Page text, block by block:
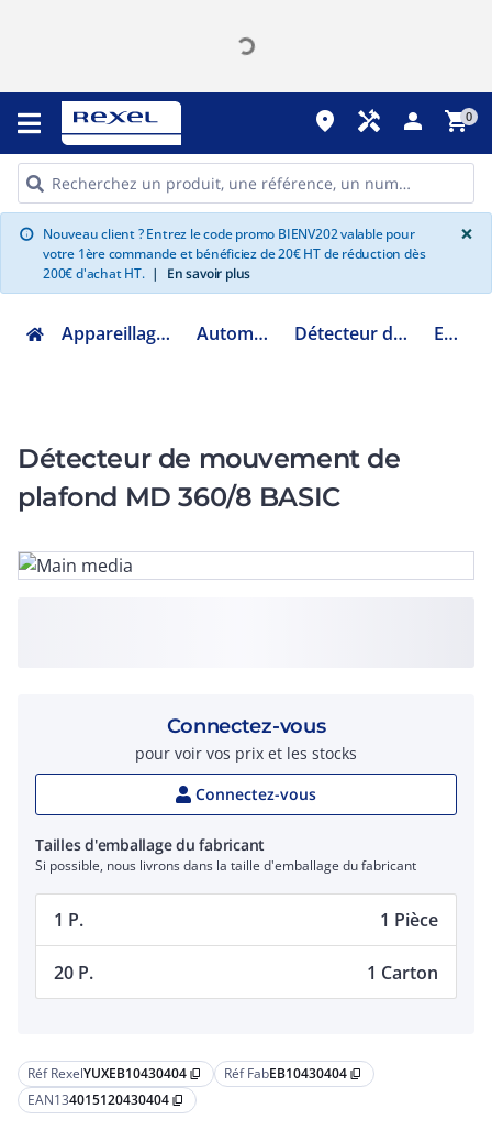
place handyman person shopping_cart0
info Nouveau client ? Entrez le code promo BIENV202 valable pour
votre 1ère commande et bénéficiez de 20€ HT de réduction dès
200€ d'achat HT. | En savoir plus
×
Appareillage et contrôle du bâtiment Automatisme du bâtiment Détecteur de présence et mouvement EB10430404
Détecteur de mouvement de
plafond MD 360/8 BASIC
Réf RexelYUXEB10430404 content_copy Réf FabEB10430404 content_copy
EAN134015120430404 content_copy
Connectez-vous
pour voir vos prix et les stocks
Connectez-vous
Tailles d'emballage du fabricant
Si possible, nous livrons dans la taille d'emballage du fabricant
1 P. 1 Pièce
20 P. 1 Carton